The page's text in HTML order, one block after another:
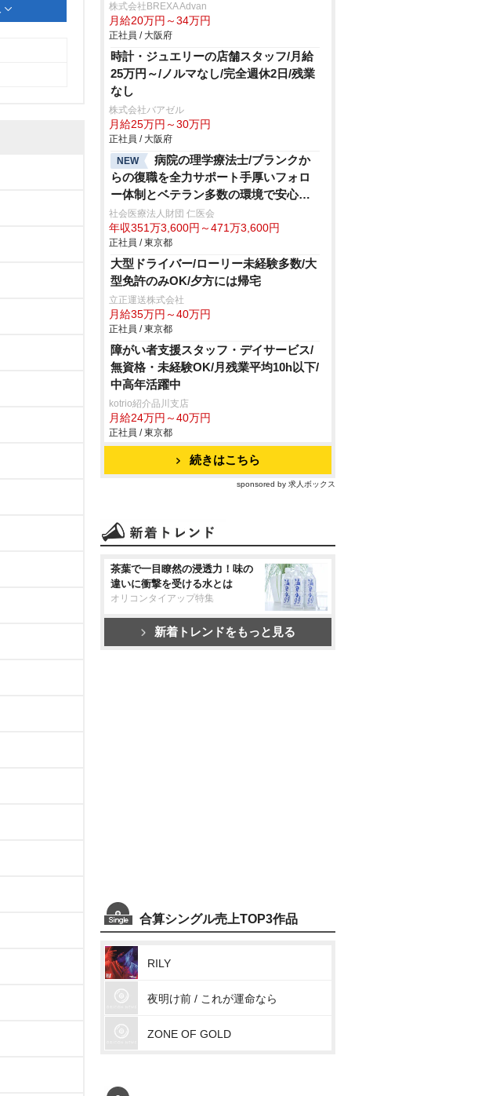
株式会社BREXA Advan
月給20万円～34万円
正社員 / 大阪府
時計・ジュエリーの店舗スタッフ/月給
25万円～/ノルマなし/完全週休2日/残業
なし
株式会社バアゼル
月給25万円～30万円
正社員 / 大阪府
NEW
病院の理学療法士/ブランクか
らの復職を全力サポート手厚いフォロ
ー体制とベテラン多数の環境で安心の
再スタート
社会医療法人財団 仁医会
年収351万3,600円～471万3,600円
正社員 / 東京都
大型ドライバー/ローリー未経験多数/大
型免許のみOK/夕方には帰宅
立正運送株式会社
月給35万円～40万円
正社員 / 東京都
障がい者支援スタッフ・デイサービス/
無資格・未経験OK/月残業平均10h以下/
中高年活躍中
kotrio紹介品川支店
月給24万円～40万円
正社員 / 東京都
続きはこちら
sponsored by 求人ボックス
茶葉で一目瞭然の浸透力！味の
違いに衝撃を受ける水とは
オリコンタイアップ特集
新着トレンドをもっと見る
合算シングル売上TOP3作品
RILY
夜明け前 / これが運命なら
ZONE OF GOLD